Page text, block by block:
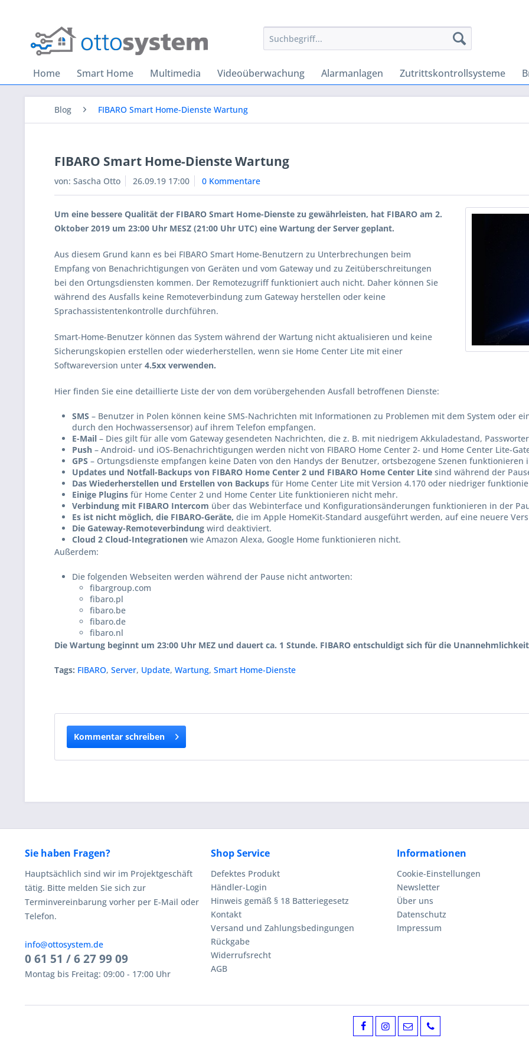
Home Smart Home Multimedia Videoüberwachung Alarmanlagen Zutrittskontrollsysteme
Blog FIBARO Smart Home-Dienste Wartung
FIBARO Smart Home-Dienste Wartung
von: Sascha Otto 26.09.19 17:00 0 Kommentare
Um eine bessere Qualität der FIBARO Smart Home-Dienste zu gewährleisten, hat FIBARO am 2.
Oktober 2019 um 23:00 Uhr MESZ (21:00 Uhr UTC) eine Wartung der Server geplant.
Aus diesem Grund kann es bei FIBARO Smart Home-Benutzern zu Unterbrechungen beim
Empfang von Benachrichtigungen von Geräten und vom Gateway und zu Zeitüberschreitungen
bei den Ortungsdiensten kommen. Der Remotezugriff funktioniert auch nicht. Daher können Sie
während des Ausfalls keine Remoteverbindung zum Gateway herstellen oder keine
Sprachassistentenkontrolle durchführen.
Smart-Home-Benutzer können das System während der Wartung nicht aktualisieren und keine
Sicherungskopien erstellen oder wiederherstellen, wenn sie Home Center Lite mit einer
Softwareversion unter 4.5xx verwenden.
Hier finden Sie eine detaillierte Liste der von dem vorübergehenden Ausfall betroffenen Dienste:
SMS – Benutzer in Polen können keine SMS-Nachrichten mit Informationen zu Problemen mit dem System oder
durch den Hochwassersensor) auf ihrem Telefon empfangen.
E-Mail – Dies gilt für alle vom Gateway gesendeten Nachrichten, die z. B. mit niedrigem Akkuladestand,
Push – Android- und iOS-Benachrichtigungen werden nicht von FIBARO Home Center 2- und Home Center Lite-
GPS – Ortungsdienste empfangen keine Daten von den Handys der Benutzer, ortsbezogene Szenen funktionieren
Updates und Notfall-Backups von FIBARO Home Center 2 und FIBARO Home Center Lite sind während der
Das Wiederherstellen und Erstellen von Backups für Home Center Lite mit Version 4.170 oder niedriger
Einige Plugins für Home Center 2 und Home Center Lite funktionieren nicht mehr.
Verbindung mit FIBARO Intercom über das Webinterface und Konfigurationsänderungen funktionieren in der
Es ist nicht möglich, die FIBARO-Geräte, die im Apple HomeKit-Standard ausgeführt werden, auf eine neuere
Die Gateway-Remoteverbindung wird deaktiviert.
Cloud 2 Cloud-Integrationen wie Amazon Alexa, Google Home funktionieren nicht.
Außerdem:
Die folgenden Webseiten werden während der Pause nicht antworten:
fibargroup.com
fibaro.pl
fibaro.be
fibaro.de
fibaro.nl
Die Wartung beginnt um 23:00 Uhr MEZ und dauert ca. 1 Stunde. FIBARO entschuldigt sich für die
Tags: FIBARO, Server, Update, Wartung, Smart Home-Dienste
Kommentar schreiben
Sie haben Fragen?
Hauptsächlich sind wir im Projektgeschäft
tätig. Bitte melden Sie sich zur
Terminvereinbarung vorher per E-Mail oder
Telefon.
info@ottosystem.de
0 61 51 / 6 27 99 09
Montag bis Freitag: 09:00 - 17:00 Uhr
Shop Service
Defektes Produkt
Händler-Login
Hinweis gemäß § 18 Batteriegesetz
Kontakt
Versand und Zahlungsbedingungen
Rückgabe
Widerrufsrecht
AGB
Informationen
Cookie-Einstellungen
Newsletter
Über uns
Datenschutz
Impressum